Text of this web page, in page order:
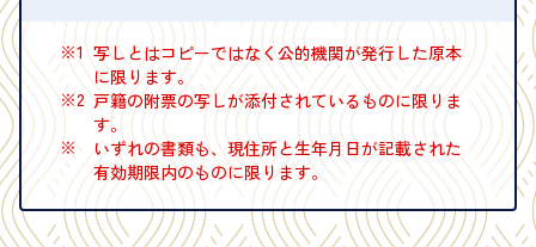
※1 写しとはコピーではなく公的機関が発行した原本
に限ります。
※2 戸籍の附票の写しが添付されているものに限りま
す。
※
いずれの書類も、現住所と生年月日が記載された
有効期限内のものに限ります。